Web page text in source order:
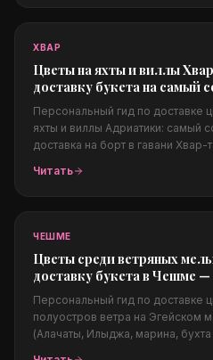
ХВАР
Цветы на яхты и виллы
доставку букета на самый
Адриатики
Персональный гид по доставке
яхты и виллы Адриатики: самый
доставка на борт в гавани
Адриатике, какие цветы
Читать
ЧЕШМЕ
Цветы среди ветряных
доставку букета в Чешме —
марины
Персональный гид по доставке
полуостров ветра на Эгейском
(Алачаты, Илыджа, марина, бухта